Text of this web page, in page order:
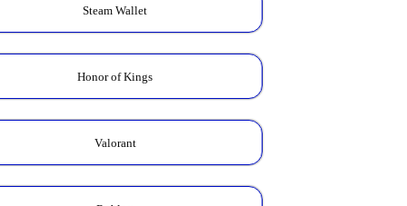
Steam Wallet
Honor of Kings
Valorant